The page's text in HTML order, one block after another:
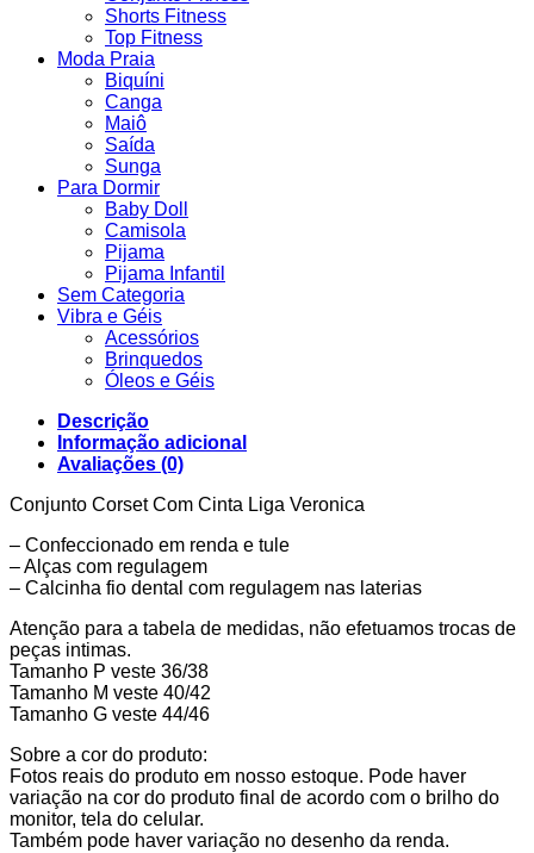
Shorts Fitness
Top Fitness
Moda Praia
Biquíni
Canga
Maiô
Saída
Sunga
Para Dormir
Baby Doll
Camisola
Pijama
Pijama Infantil
Sem Categoria
Vibra e Géis
Acessórios
Brinquedos
Óleos e Géis
Descrição
Informação adicional
Avaliações (0)
Conjunto Corset Com Cinta Liga Veronica
– Confeccionado em renda e tule
– Alças com regulagem
– Calcinha fio dental com regulagem nas laterias
Atenção para a tabela de medidas, não efetuamos trocas de
peças intimas.
Tamanho P veste 36/38
Tamanho M veste 40/42
Tamanho G veste 44/46
Sobre a cor do produto:
Fotos reais do produto em nosso estoque. Pode haver
variação na cor do produto final de acordo com o brilho do
monitor, tela do celular.
Também pode haver variação no desenho da renda.